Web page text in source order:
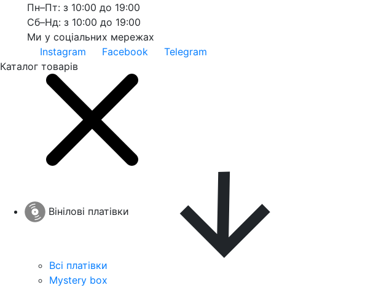
Пн–Пт: з 10:00 до 19:00
Сб–Нд: з 10:00 до 19:00
Ми у соціальних мережах
Instagram
Facebook
Telegram
Каталог товарів
Вінілові платівки
Всі платівки
Mystery box